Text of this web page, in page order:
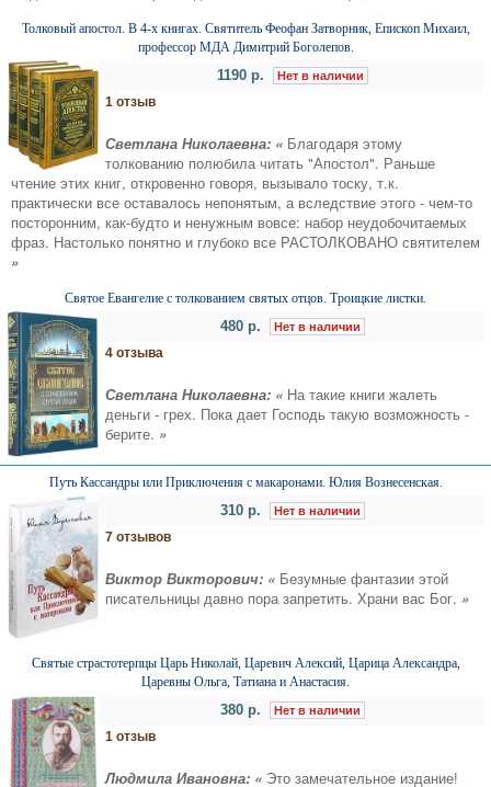
Толковый апостол. В 4-х книгах. Святитель Феофан Затворник, Епископ Михаил,
профессор МДА Димитрий Боголепов.
1190 р. Нет в наличии
1 отзыв
Светлана Николаевна: « Благодаря этому
толкованию полюбила читать "Апостол". Раньше
чтение этих книг, откровенно говоря, вызывало тоску, т.к.
практически все оставалось непонятым, а вследствие этого - чем-то
посторонним, как-будто и ненужным вовсе: набор неудобочитаемых
фраз. Настолько понятно и глубоко все РАСТОЛКОВАНО святителем
»
Святое Евангелие с толкованием святых отцов. Троицкие листки.
480 р. Нет в наличии
4 отзыва
Светлана Николаевна: « На такие книги жалеть
деньги - грех. Пока дает Господь такую возможность -
берите. »
Путь Кассандры или Приключения с макаронами. Юлия Вознесенская.
310 р. Нет в наличии
7 отзывов
Виктор Викторович: « Безумные фантазии этой
писательницы давно пора запретить. Храни вас Бог. »
Святые страстотерпцы Царь Николай, Царевич Алексий, Царица Александра,
Царевны Ольга, Татиана и Анастасия.
380 р. Нет в наличии
1 отзыв
Людмила Ивановна: « Это замечательное издание!